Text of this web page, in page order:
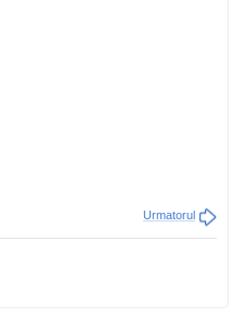
Urmatorul